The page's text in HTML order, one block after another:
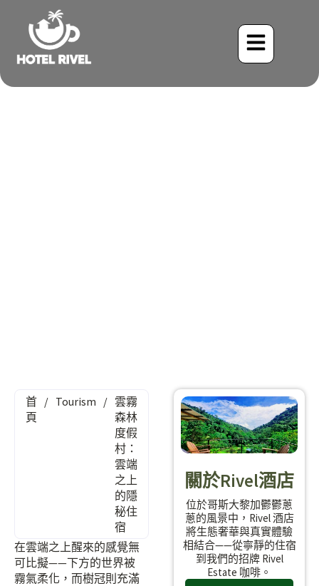
首
頁
/ Tourism / 雲霧
森林
度假
村：
雲端
之上
的隱
秘住
宿
在雲端之上醒來的感覺無
可比擬——下方的世界被
霧氣柔化，而樹冠則充滿
關於Rivel酒店
位於哥斯大黎加鬱鬱蔥
蔥的風景中，Rivel 酒店
將生態奢華與真實體驗
相結合——從寧靜的住宿
到我們的招牌 Rivel
Estate 咖啡。